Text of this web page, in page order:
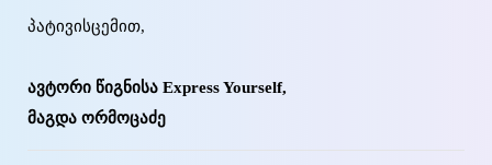
პატივისცემით,
ავტორი წიგნისა Express Yourself,
მაგდა ორმოცაძე